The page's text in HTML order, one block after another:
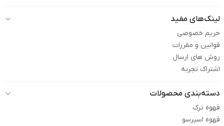
لینک‌های مفید
حریم خصوصی
قوانین و مقررات
روش های ارسال
اشتراک تجربه
دسته‌بندی محصولات
قهوه ترک
قهوه اسپرسو